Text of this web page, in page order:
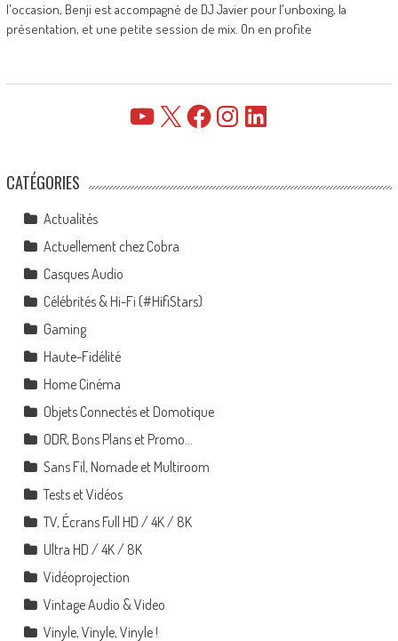
l'occasion, Benji est accompagné de DJ Javier pour l'unboxing, la
présentation, et une petite session de mix. On en profite
YouTube FacebookInstagramLinkedIn
CATÉGORIES
Actualités
Actuellement chez Cobra
Casques Audio
Célébrités & Hi-Fi (#HifiStars)
Gaming
Haute-Fidélité
Home Cinéma
Objets Connectés et Domotique
ODR, Bons Plans et Promo…
Sans Fil, Nomade et Multiroom
Tests et Vidéos
TV, Écrans Full HD / 4K / 8K
Ultra HD / 4K / 8K
Vidéoprojection
Vintage Audio & Video
Vinyle, Vinyle, Vinyle !